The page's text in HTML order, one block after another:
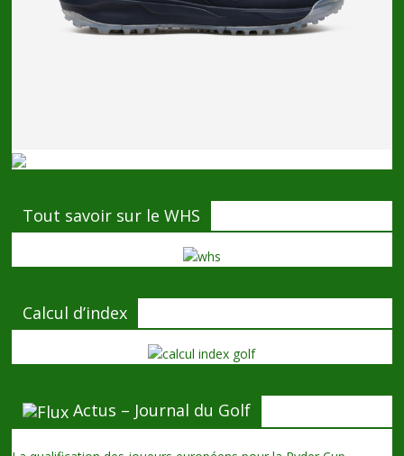
Tout savoir sur le WHS
Calcul d’index
Actus – Journal du Golf